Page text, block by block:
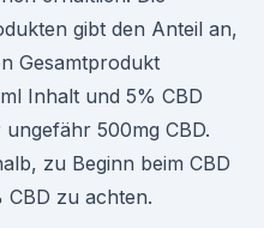
gibt den Anteil an,
Gesamtprodukt
Inhalt und 5% CBD
500mg CBD.
zu Beginn beim CBD
zu achten.